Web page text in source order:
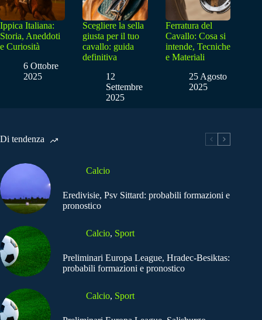
Ippica Italiana:
Storia, Aneddoti
e Curiosità
6 Ottobre
2025
Scegliere la sella
giusta per il tuo
cavallo: guida
definitiva
12
Settembre
2025
Ferratura del
Cavallo: Cosa si
intende, Tecniche
e Materiali
25 Agosto
2025
Di tendenza
Calcio
Eredivisie, Psv Sittard: probabili formazioni e
pronostico
Calcio, Sport
Preliminari Europa League, Hradec-Besiktas:
probabili formazioni e pronostico
Calcio, Sport